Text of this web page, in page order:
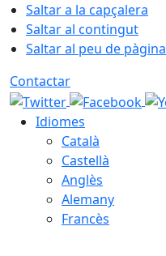
Saltar a la capçalera
Saltar al contingut
Saltar al peu de pàgina
Contactar
Idiomes
Català
Castellà
Anglès
Alemany
Francès